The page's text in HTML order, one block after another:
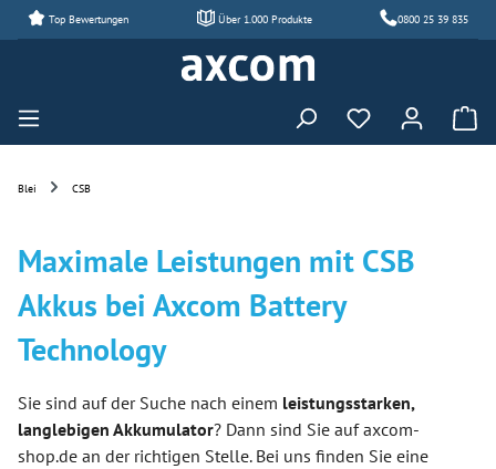
Zum Hauptinhalt springen
Top Bewertungen Über 1.000 Produkte 0800 25 39 835
Du hast 0
Blei CSB
Maximale Leistungen mit CSB
Akkus bei Axcom Battery
Technology
Sie sind auf der Suche nach einem leistungsstarken,
langlebigen Akkumulator? Dann sind Sie auf axcom-
shop.de an der richtigen Stelle. Bei uns finden Sie eine